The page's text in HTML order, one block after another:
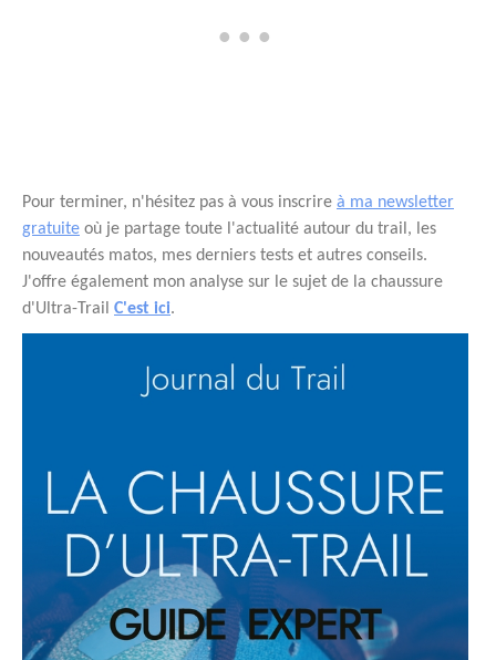
Pour terminer, n'hésitez pas à vous inscrire à ma newsletter
gratuite où je partage toute l'actualité autour du trail, les
nouveautés matos, mes derniers tests et autres conseils.
J'offre également mon analyse sur le sujet de la chaussure
d'Ultra-Trail C'est ici.